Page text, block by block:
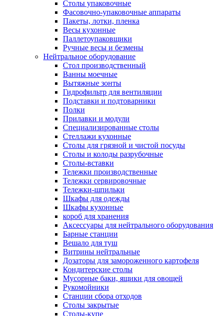
Столы упаковочные
Фасовочно-упаковочные аппараты
Пакеты, лотки, пленка
Весы кухонные
Паллетоупаковщики
Ручные весы и безмены
Нейтральное оборудование
Cтол производственный
Ванны моечные
Вытяжные зонты
Гидрофильтр для вентиляции
Подставки и подтоварники
Полки
Прилавки и модули
Специализированные столы
Стеллажи кухонные
Столы для грязной и чистой посуды
Столы и колоды разрубочные
Столы-вставки
Тележки производственные
Тележки сервировочные
Тележки-шпильки
Шкафы для одежды
Шкафы кухонные
короб для хранения
Аксессуары для нейтрального оборудования
Барные станции
Вешало для туш
Витрины нейтральные
Дозаторы для замороженного картофеля
Кондитерские столы
Мусорные баки, ящики для овощей
Рукомойники
Станции сбора отходов
Столы закрытые
Столы-купе